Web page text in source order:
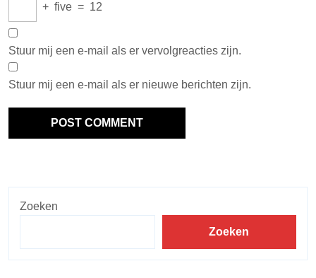
+ five = 12
Stuur mij een e-mail als er vervolgreacties zijn.
Stuur mij een e-mail als er nieuwe berichten zijn.
Zoeken
Zoeken